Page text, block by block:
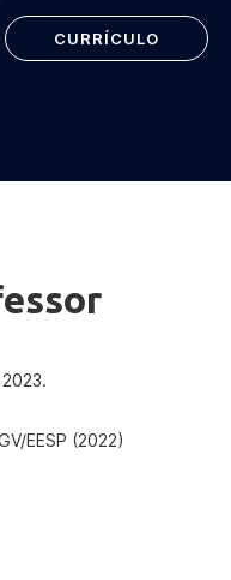
CURRÍCULO
EESP (2022)